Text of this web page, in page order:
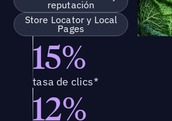
reputación
Store Locator y Local
Pages
15%
tasa de clics*
12%